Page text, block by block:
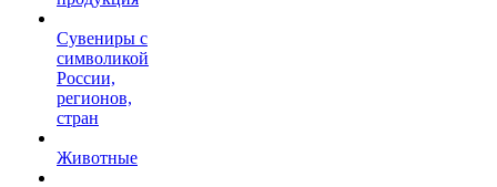
Сувениры с
символикой
России,
регионов,
стран
Животные